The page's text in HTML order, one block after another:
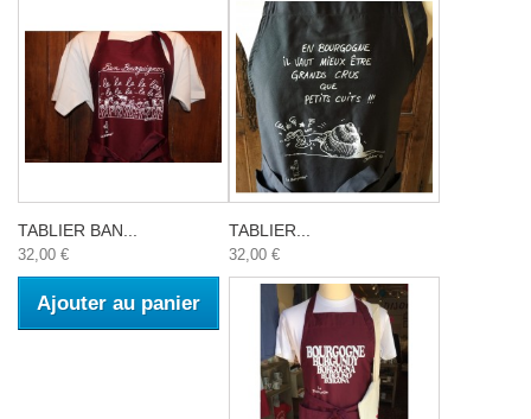
TABLIER BAN...
32,00 €
Ajouter au panier
TABLIER...
32,00 €